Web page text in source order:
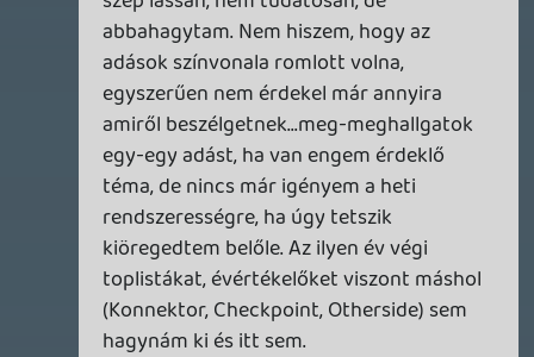
Nekem is hiányzik, de azért na. Ez egy
kicsit erős volt.
Dont 2023.12.31 10:50:23
2023.12.31 10:50:23
Liquid nélkül nem sokat érnek ezek a
podcastek... 😒